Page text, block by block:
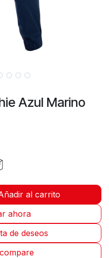
Azul Marino
al carrito
ahora
de deseos